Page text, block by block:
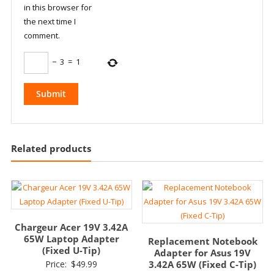
in this browser for
the next time I
comment.
− 3 = 1
Related products
Chargeur Acer 19V 3.42A
65W Laptop Adapter
(Fixed U-Tip)
Price: $49.99
Replacement Notebook
Adapter for Asus 19V
3.42A 65W (Fixed C-Tip)